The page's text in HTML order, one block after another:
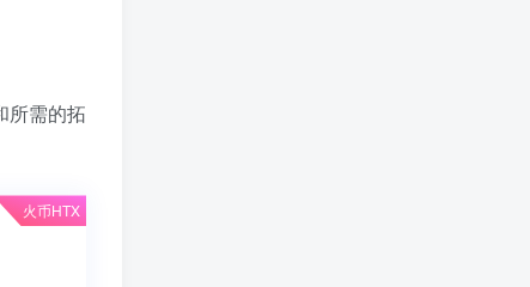
所需的拓
火币HTX